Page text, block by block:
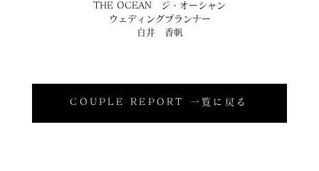
COUPLE REPORT 一覧に戻る
THE OCEAN　ジ・オーシャン
ウェディングプランナー
白井　香帆